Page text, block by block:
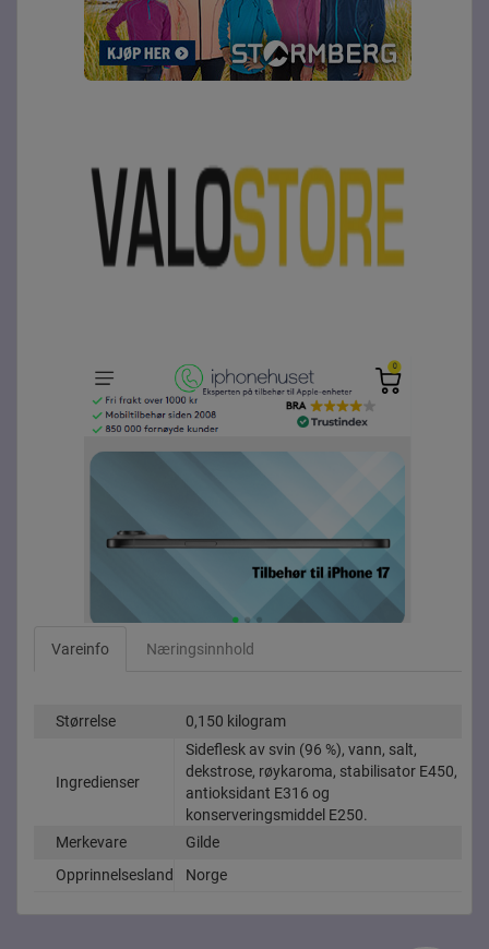
Vareinfo Næringsinnhold
Størrelse 0,150 kilogram
Ingredienser
Sideflesk av svin (96 %), vann, salt,
dekstrose, røykaroma, stabilisator E450,
antioksidant E316 og
konserveringsmiddel E250.
Merkevare
Gilde
Opprinnelsesland
Norge